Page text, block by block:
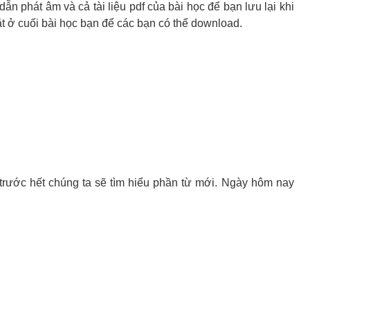
phát âm và cả tài liệu pdf của bài học để bạn lưu lại khi
ở cuối bài học bạn để các bạn có thể download.
hết chúng ta sẽ tìm hiểu phần từ mới. Ngày hôm nay